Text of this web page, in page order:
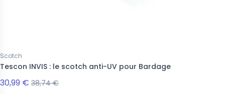
Scotch
Tescon INVIS : le scotch anti-UV pour Bardage
30,99 € 38,74 €